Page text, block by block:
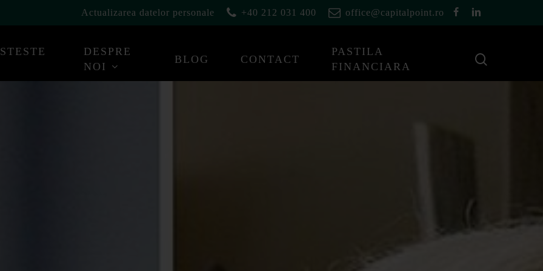
facebooklinkedin
Actualizarea datelor personale +40 212 031 400 office@capitalpoint.ro
DESPRE
NOI
BLOG CONTACT
PASTILA
FINANCIARA